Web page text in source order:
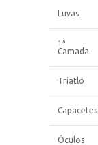
Luvas
1ª
Camada
Triatlo
Capacetes
Óculos